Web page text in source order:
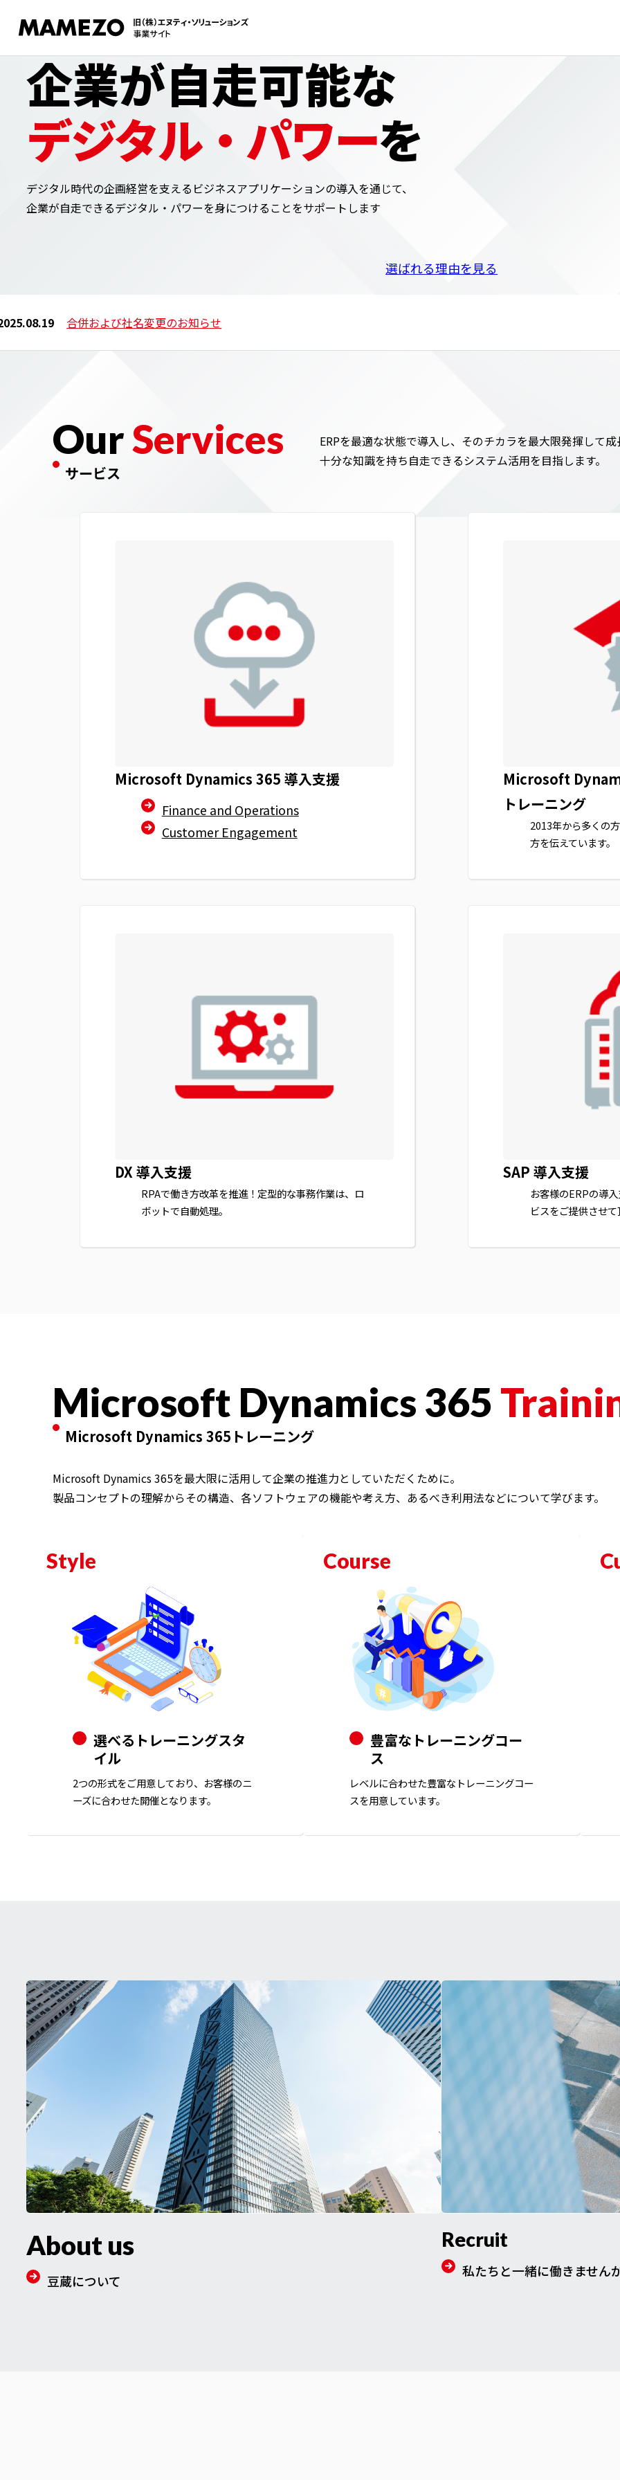
企業が自走可能な
デジタル・パワーを
デジタル時代の企画経営を支えるビジネスアプリケーションの導入を通じて、
企業が自走できるデジタル・パワーを身につけることをサポートします
選ばれる理由を見る
合併および社名変更のお知らせ
OurServices
サービス
ERPを最適な状態で導入し、そのチカラを最大限発揮して
十分な知識を持ち自走できるシステム活用を目指します。
Microsoft Dynamics 365 導入支援
Finance and Operations
Customer Engagement
Microsoft
トレーニング
2013年から多くの
方を伝えています。
DX 導入支援
RPAで働き方改革を推進！定型的な事務作業は、ロ
ボットで自動処理。
SAP 導入支援
お客様のERPの導
ビスをご提供させ
Microsoft Dynamics 365
Microsoft Dynamics 365トレーニング
Microsoft Dynamics 365を最大限に活用して企業の推進力としていただくために。
製品コンセプトの理解からその構造、各ソフトウェアの機能や考え方、あるべき利用法などについて学びます。
Style
選べるトレーニングスタ
イル
2つの形式をご用意しており、お客様のニ
ーズに合わせた開催となります。
Course
豊富なトレーニングコー
ス
レベルに合わせた豊富なトレーニングコー
スを用意しています。
About us
豆蔵について
Recruit
私たちと一緒に働きません